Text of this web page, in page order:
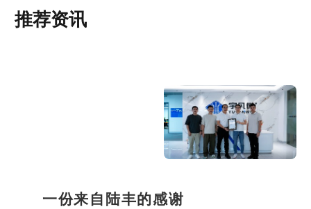
推荐资讯
一份来自陆丰的感谢